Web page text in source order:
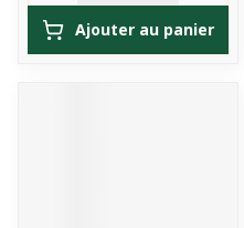
Ajouter au panier